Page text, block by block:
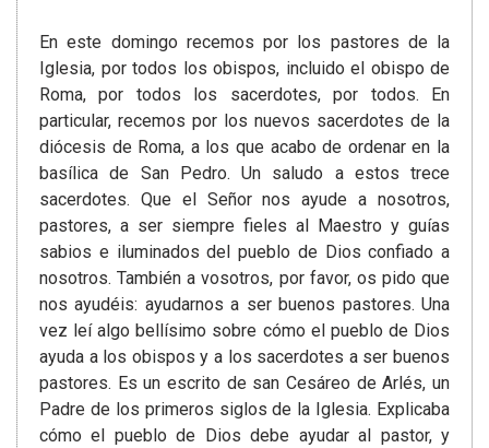
En este domingo recemos por los pastores de la
Iglesia, por todos los obispos, incluido el obispo de
Roma, por todos los sacerdotes, por todos. En
particular, recemos por los nuevos sacerdotes de la
diócesis de Roma, a los que acabo de ordenar en la
basílica de San Pedro. Un saludo a estos trece
sacerdotes. Que el Señor nos ayude a nosotros,
pastores, a ser siempre fieles al Maestro y guías
sabios e iluminados del pueblo de Dios confiado a
nosotros. También a vosotros, por favor, os pido que
nos ayudéis: ayudarnos a ser buenos pastores. Una
vez leí algo bellísimo sobre cómo el pueblo de Dios
ayuda a los obispos y a los sacerdotes a ser buenos
pastores. Es un escrito de san Cesáreo de Arlés, un
Padre de los primeros siglos de la Iglesia. Explicaba
cómo el pueblo de Dios debe ayudar al pastor, y